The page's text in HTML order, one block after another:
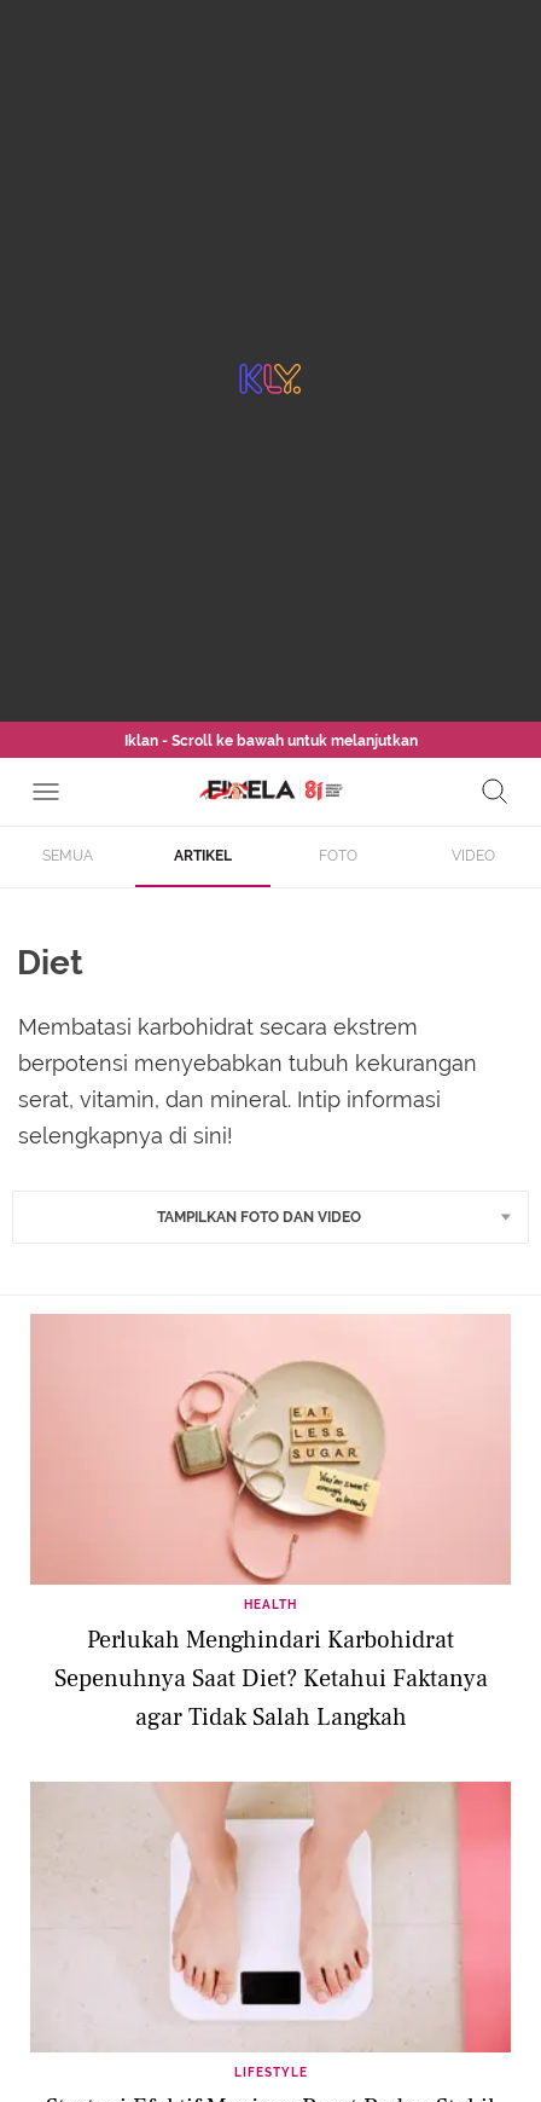
Iklan - Scroll ke bawah untuk melanjutkan
SEMUA ARTIKEL FOTO VIDEO
Diet
Membatasi karbohidrat secara ekstrem
berpotensi menyebabkan tubuh kekurangan
serat, vitamin, dan mineral. Intip informasi
selengkapnya di sini!
TAMPILKAN FOTO DAN VIDEO
HEALTH
Perlukah Menghindari Karbohidrat
Sepenuhnya Saat Diet? Ketahui Faktanya
agar Tidak Salah Langkah
LIFESTYLE